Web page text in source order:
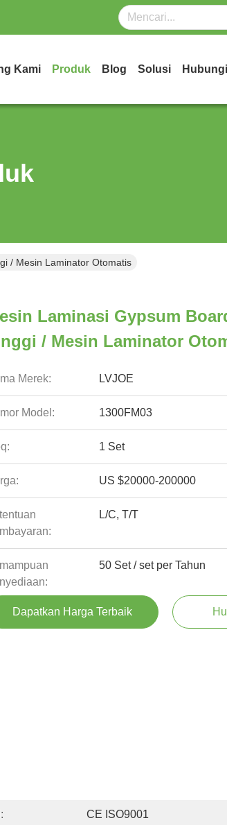
Kami Produk Blog Solusi
/ Mesin Laminator Otomatis
Laminasi Gypsum
/ Mesin Laminator
Merek: LVJOE
Model: 1300FM03
1 Set
US $20000-200000
L/C, T/T
50 Set / set per Tahun
Dapatkan Harga Terbaik
CE ISO9001